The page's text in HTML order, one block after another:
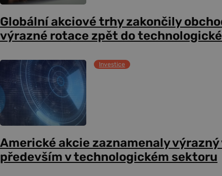
Globální akciové trhy zakončily
výrazné rotace zpět do
Investice
Americké akcie zaznamenaly
především v technologickém sektoru